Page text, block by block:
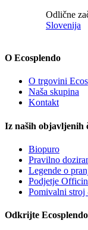
Odlične
Slovenija
O Ecosplendo
O trgovini
Naša skupina
Kontakt
Iz naših objavljenih
Biopuro
Pravilno
Legende o
Podjetje
Pomivalni stroj
Odkrijte